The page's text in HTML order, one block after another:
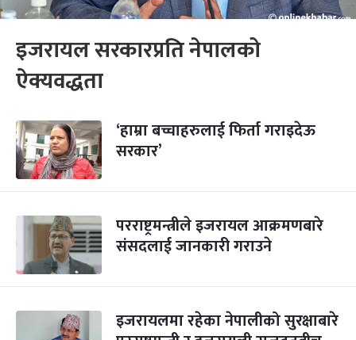
इजरायल सरकारप्रति नेपालको
ऐक्यवद्धता
‘हाम्रा बच्चाहरुलाई फिर्ता गराइदेऊ
सरकार’
परराष्ट्रमन्त्रीले इजरायल आक्रमणबारे
संसदलाई जानकारी गराउने
इजरायलमा रहेका नेपालीको सुरक्षाबारे